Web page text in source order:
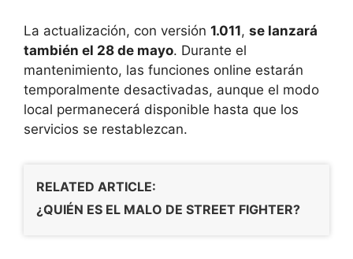
La actualización, con versión 1.011, se lanzará
también el 28 de mayo. Durante el
mantenimiento, las funciones online estarán
temporalmente desactivadas, aunque el modo
local permanecerá disponible hasta que los
servicios se restablezcan.
RELATED ARTICLE:
¿QUIÉN ES EL MALO DE STREET FIGHTER?